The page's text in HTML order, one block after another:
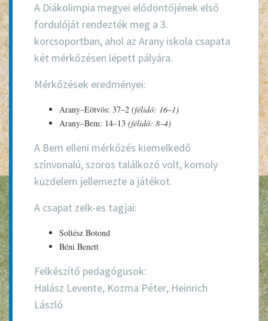
A Diákolimpia megyei elődöntőjének első
fordulóját rendezték meg a 3.
korcsoportban, ahol az Arany iskola csapata
két mérkőzésen lépett pályára.
Mérkőzések eredményei:
Arany–Eötvös: 37–2 (félidő: 16–1)
Arany–Bem: 14–13 (félidő: 8–4)
A Bem elleni mérkőzés kiemelkedő
színvonalú, szoros találkozó volt, komoly
küzdelem jellemezte a játékot.
A csapat zelk-es tagjai:
Soltész Botond
Béni Benett
Felkészítő pedagógusok:
Halász Levente, Kozma Péter, Heinrich
László